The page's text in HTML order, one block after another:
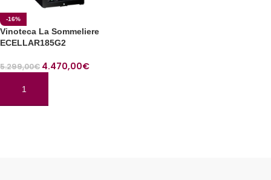
-16%
Vinoteca La Sommeliere
ECELLAR185G2
5.299,00€ 4.470,00€
AÑADIR AL CARRITO